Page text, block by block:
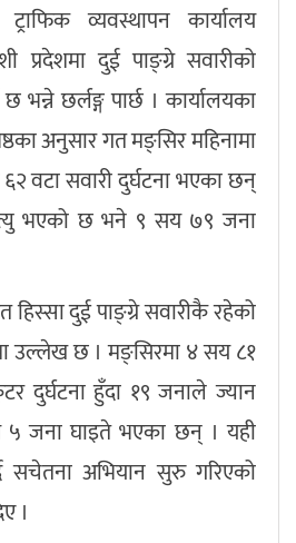
व्यवस्थापन कार्यालय
प्रदेशमा दुई पाङ्ग्रे सवारीको
छर्लङ्ग पार्छ । कार्यालयका
अनुसार गत मङ्सिर महिनामा
वटा सवारी दुर्घटना भएका छन्
भएको छ भने ९ सय ७९ जना
हिस्सा दुई पाङ्ग्रे सवारीकै रहेको
उल्लेख छ । मङ्सिरमा ४ सय ८१
दुर्घटना हुँदा १९ जनाले ज्यान
जना घाइते भएका छन् । यही
सचेतना अभियान सुरु गरिएको
।